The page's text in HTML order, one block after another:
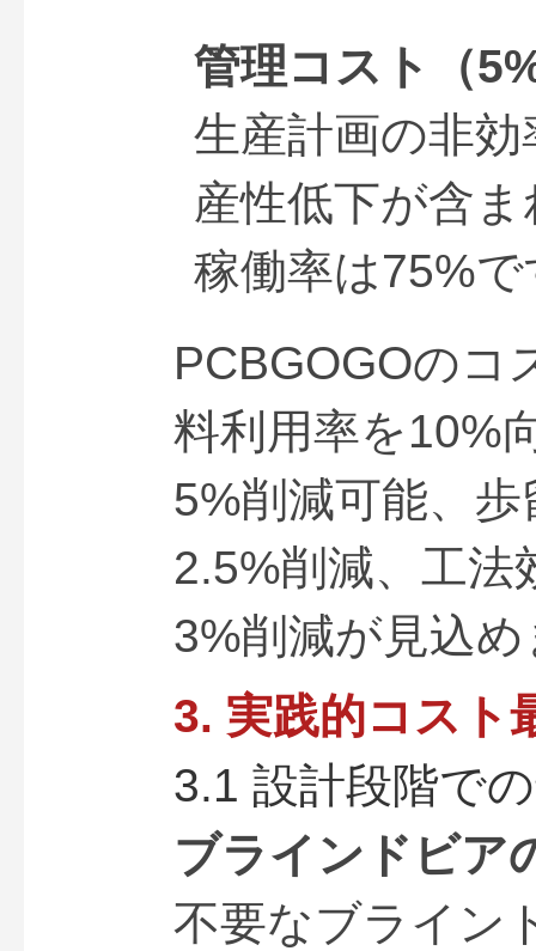
管理コスト（
生産計画の非
産性低下が含
稼働率は75%で
PCBGOGOのコ
料利用率を10%
5%削減可能、
2.5%削減、工法
3%削減が見込
3. 実践的コスト
3.1 設計段階で
ブラインドビア
不要なブライン